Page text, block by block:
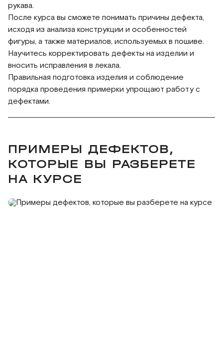
рукава.
После курса вы сможете понимать причины дефекта,
исходя из анализа конструкции и особенностей
фигуры, а также материалов, используемых в пошиве.
Научитесь корректировать дефекты на изделии и
вносить исправления в лекала.
Правильная подготовка изделия и соблюдение
порядка проведения примерки упрощают работу с
дефектами.
ПРИМЕРЫ ДЕФЕКТОВ,
КОТОРЫЕ ВЫ РАЗБЕРЕТЕ
НА КУРСЕ